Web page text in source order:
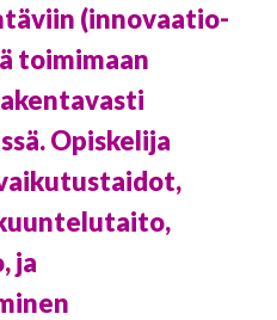
(innovaatio-
toimimaan
Opiskelija
ja